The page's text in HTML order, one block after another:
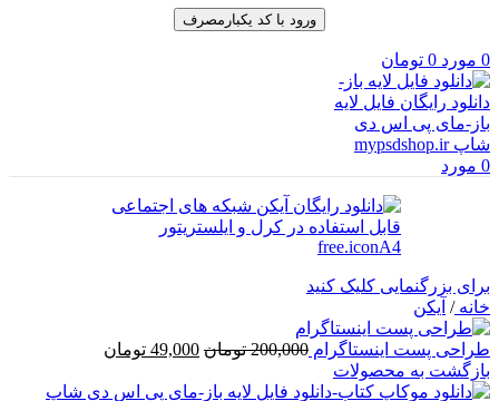
ورود با کد یکبارمصرف
0 مورد 0 تومان
0 مورد
برای بزرگنمایی کلیک کنید
خانه/ آیکن
طراحی پست اینستاگرام 200,000 تومان قیمت
200,000 تومان
49,000 تومان
49,000 تومان
بازگشت به محصولات